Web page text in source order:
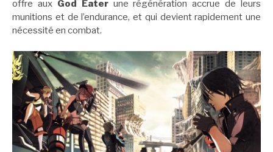
offre aux God Eaterune régénération accrue de leurs
munitions et de l’endurance, et qui devient rapidement une
nécessité en combat.